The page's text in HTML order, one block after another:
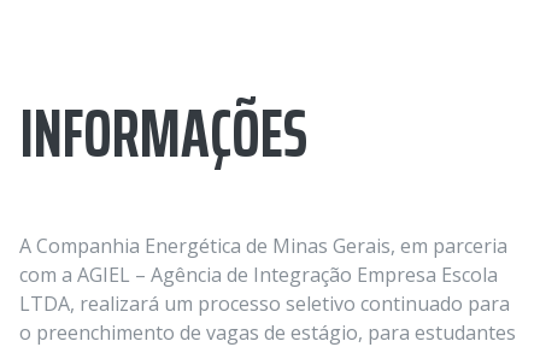
INFORMAÇÕES
A Companhia Energética de Minas Gerais, em parceria
com a AGIEL – Agência de Integração Empresa Escola
LTDA, realizará um processo seletivo continuado para
o preenchimento de vagas de estágio, para estudantes